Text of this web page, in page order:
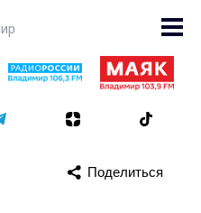
Поделиться